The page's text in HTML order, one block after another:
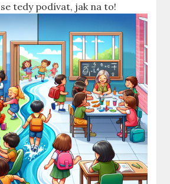
tedy podívat, jak na to!